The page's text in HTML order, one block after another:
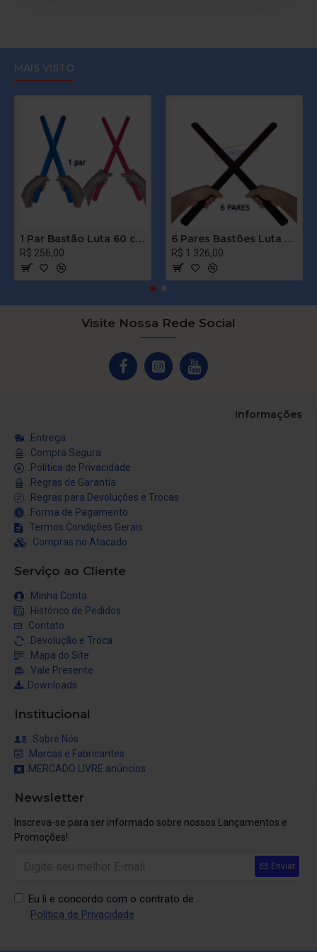
MAIS VISTO
1 Par Bastão Luta 60 cm Espumado – COLORIDO – PVC – Tanbó
R$ 256,00
6 Pares Bastões Luta 60 cm Espumado – PRETO – PVC – Tanbó
R$ 1.326,00
Visite Nossa Rede Social
Informações
. .Entrega
. .Compra Segura
. .Política de Privacidade
. .Regras de Garantia
. .Regras para Devoluções e Trocas
. .Forma de Pagamento
. .Termos Condições Gerais
. .Compras no Atacado
Serviço ao Cliente
. .Minha Conta
. .Histórico de Pedidos
. .Contato
. .Devolução e Troca
. .Mapa do Site
. .Vale Presente
..Downloads
Institucional
. .Sobre Nós
. .Marcas e Fabricantes
..MERCADO LIVRE anúncios
Newsletter
Inscreva-se para ser informado sobre nossos Lançamentos e
Promoções!
Enviar
Eu li e concordo com o contrato de
Política de Privacidade